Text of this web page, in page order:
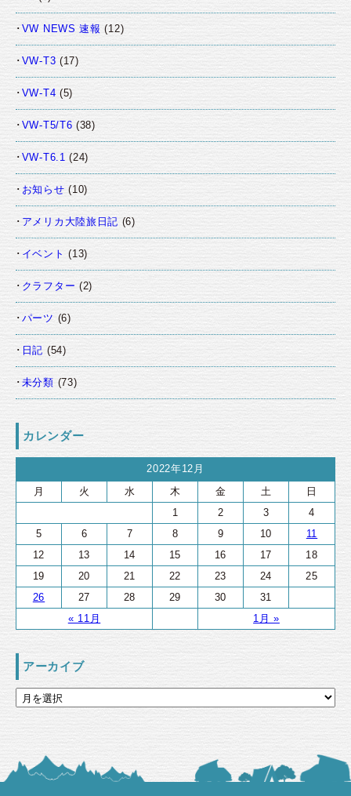
VW NEWS 速報 (12)
VW-T3 (17)
VW-T4 (5)
VW-T5/T6 (38)
VW-T6.1 (24)
お知らせ (10)
アメリカ大陸旅日記 (6)
イベント (13)
クラフター (2)
パーツ (6)
日記 (54)
未分類 (73)
カレンダー
2022年12月
月
火 水 木 金 土 日
« 11月 1月 »
1 2 3
4
5
6 7 8 9 10
11
12
13 14 15 16 17
18
19
20 21 22 23 24
25
26
27 28 29 30 31
アーカイブ